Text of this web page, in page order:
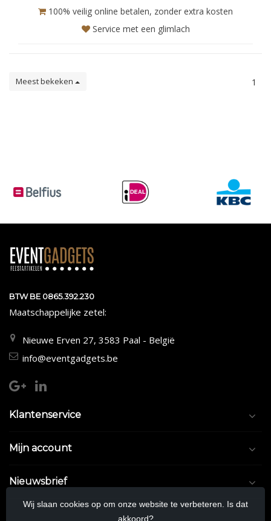
100% veilig online betalen, zonder extra kosten
Service met een glimlach
Meest bekeken 1
BTW BE 0865.392.230
Maatschappelijke zetel:
Nieuwe Erven 27, 3583 Paal - België
info@eventgadgets.be
Klantenservice
Mijn account
Nieuwsbrief
Wij slaan cookies op om onze website te verbeteren. Is dat
akkoord?